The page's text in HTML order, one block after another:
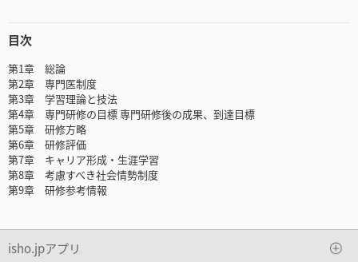
目次
第1章 総論
第2章 専門医制度
第3章 学習理論と技法
第4章 専門研修の目標 専門研修後の成果、到達目標
第5章 研修方略
第6章 研修評価
第7章 キャリア形成・生涯学習
第8章 考慮すべき社会情勢制度
第9章 研修参考情報
isho.jpアプリ